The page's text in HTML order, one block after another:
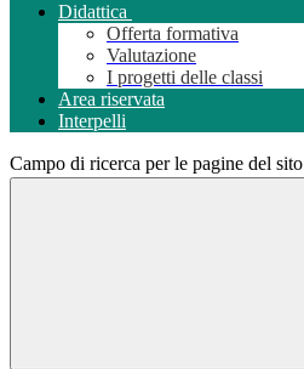
Didattica
Offerta formativa
Valutazione
I progetti delle classi
Area riservata
Interpelli
Campo di ricerca per le pagine del sito